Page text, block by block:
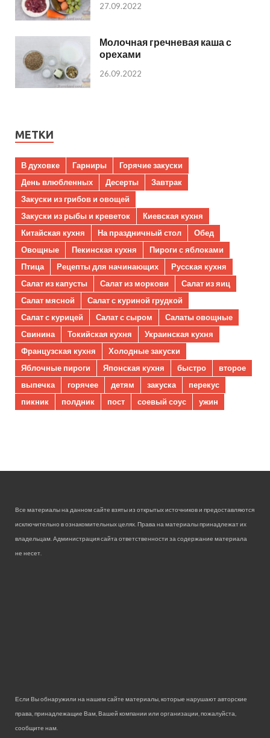
27.09.2022
Молочная гречневая каша с
орехами
26.09.2022
МЕТКИ
В духовке Гарниры
Горячие закуски
День влюбленных
Десерты
Завтрак
Закуски из грибов и овощей
Закуски из рыбы и креветок
Киевская кухня
Китайская кухня
На праздничный стол
Обед
Овощные
Пекинская кухня
Пироги с яблоками
Птица
Рецепты для начинающих
Русская кухня
Салат из капусты
Салат из моркови
Салат из яиц
Салат мясной
Салат с куриной грудкой
Салат с курицей
Салат с сыром
Салаты овощные
Свинина
Токийская кухня
Украинская кухня
Французская кухня
Холодные закуски
Яблочные пироги
Японская кухня быстро
второе
выпечка
горячее детям закуска
перекус
пикник
полдник пост соевый соус ужин
Все материалы на данном сайте взяты из открытых источников и предоставляются
исключительно в ознакомительных целях. Права на материалы принадлежат их
владельцам. Администрация сайта ответственности за содержание материала
не несет.
Если Вы обнаружили на нашем сайте материалы, которые нарушают авторские
права, принадлежащие Вам, Вашей компании или организации, пожалуйста,
сообщите нам.